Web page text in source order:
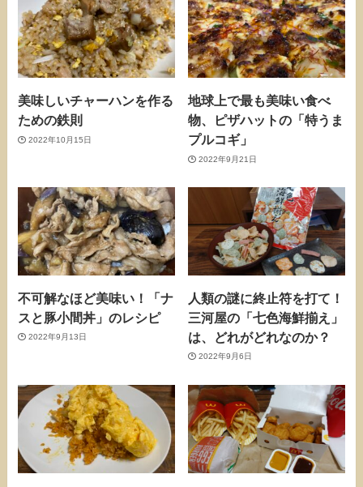
美味しいチャーハンを作る
ための鉄則
2022年10月15日
地球上で最も美味い食べ
物、ピザハットの「特うま
プルコギ」
2022年9月21日
不可解なほど美味い！「ナ
スと豚小間丼」のレシピ
2022年9月13日
人類の謎に終止符を打て！
三河屋の「七色海鮮揃え」
は、どれがどれなのか？
2022年9月6日